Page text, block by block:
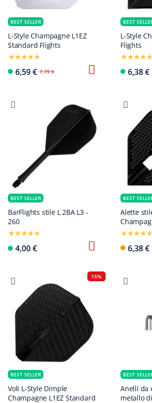
BEST SELLER
L-Style Champagne L1EZ
Standard Flights
6,59 € 7,75 €
BEST
L-Style
Flights
6,38 €
BEST SELLER
BarFlights stile L 2BA L3 -
260
4,00 €
BEST
Alette
6,38 €
15%
BEST SELLER
Voli L-Style Dimple
Champagne L1EZ Standard
BEST
Anelli da
metallo